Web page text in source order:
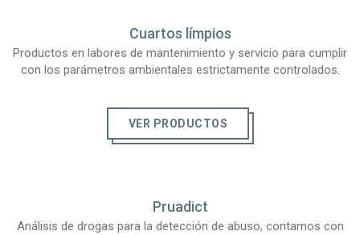
Cuartos límpios
Productos en labores de mantenimiento y servicio para cumplir
con los parámetros ambientales estrictamente controlados.
VER PRODUCTOS
Pruadict
Análisis de drogas para la detección de abuso, contamos con